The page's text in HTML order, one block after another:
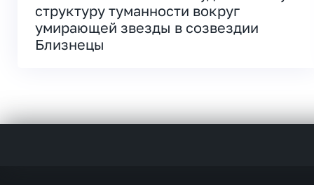
структуру туманности вокруг
умирающей звезды в созвездии
Близнецы